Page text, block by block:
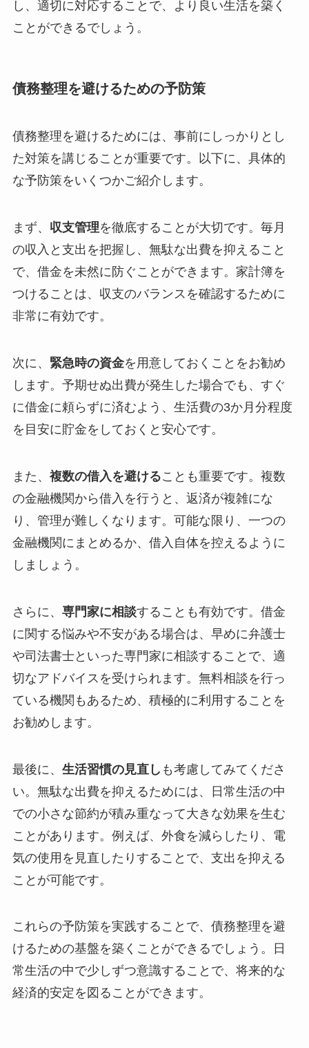
し、適切に対応することで、より良い生活を築く
ことができるでしょう。
債務整理を避けるための予防策
債務整理を避けるためには、事前にしっかりとし
た対策を講じることが重要です。以下に、具体的
な予防策をいくつかご紹介します。
まず、 収支管理を徹底することが大切です。毎月
の収入と支出を把握し、無駄な出費を抑えること
で、借金を未然に防ぐことができます。家計簿を
つけることは、収支のバランスを確認するために
非常に有効です。
次に、 緊急時の資金を用意しておくことをお勧め
します。予期せぬ出費が発生した場合でも、すぐ
に借金に頼らずに済むよう、生活費の3か月分程度
を目安に貯金をしておくと安心です。
また、 複数の借入を避けることも重要です。複数
の金融機関から借入を行うと、返済が複雑にな
り、管理が難しくなります。可能な限り、一つの
金融機関にまとめるか、借入自体を控えるように
しましょう。
さらに、 専門家に相談することも有効です。借金
に関する悩みや不安がある場合は、早めに弁護士
や司法書士といった専門家に相談することで、適
切なアドバイスを受けられます。無料相談を行っ
ている機関もあるため、積極的に利用することを
お勧めします。
最後に、 生活習慣の見直し も考慮してみてくださ
い。無駄な出費を抑えるためには、日常生活の中
での小さな節約が積み重なって大きな効果を生む
ことがあります。例えば、外食を減らしたり、電
気の使用を見直したりすることで、支出を抑える
ことが可能です。
これらの予防策を実践することで、債務整理を避
けるための基盤を築くことができるでしょう。日
常生活の中で少しずつ意識することで、将来的な
経済的安定を図ることができます。